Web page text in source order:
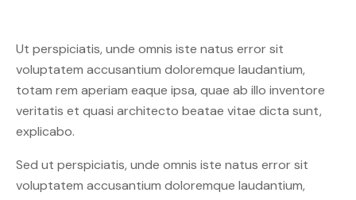
Ut perspiciatis, unde omnis iste natus error sit
voluptatem accusantium doloremque laudantium,
totam rem aperiam eaque ipsa, quae ab illo inventore
veritatis et quasi architecto beatae vitae dicta sunt,
explicabo.
Sed ut perspiciatis, unde omnis iste natus error sit
voluptatem accusantium doloremque laudantium,